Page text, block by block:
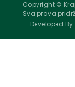
Copyright ©
Sva prava
Developed By